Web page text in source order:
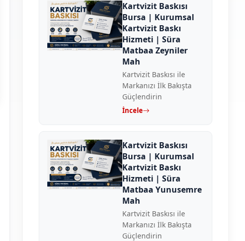
Kartvizit Baskısı
Bursa | Kurumsal
Kartvizit Baskı
Hizmeti | Süra
Matbaa Zeyniler
Mah
Kartvizit Baskısı ile
Markanızı İlk Bakışta
Güçlendirin
İncele
Kartvizit Baskısı
Bursa | Kurumsal
Kartvizit Baskı
Hizmeti | Süra
Matbaa Yunusemre
Mah
Kartvizit Baskısı ile
Markanızı İlk Bakışta
Güçlendirin